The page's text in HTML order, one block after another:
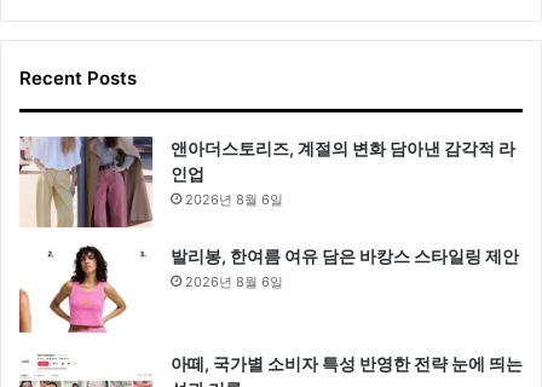
Recent Posts
앤아더스토리즈, 계절의 변화 담아낸 감각적 라
인업
2026년 8월 6일
발리봉, 한여름 여유 담은 바캉스 스타일링 제안
2026년 8월 6일
아떼, 국가별 소비자 특성 반영한 전략 눈에 띄는